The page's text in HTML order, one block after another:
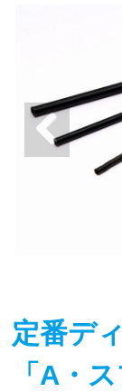
定番デ
「A・